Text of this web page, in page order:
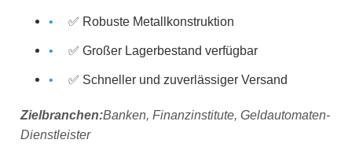
✅ Robuste Metallkonstruktion
✅ Großer Lagerbestand verfügbar
✅ Schneller und zuverlässiger Versand
Zielbranchen:Banken, Finanzinstitute, Geldautomaten-
Dienstleister